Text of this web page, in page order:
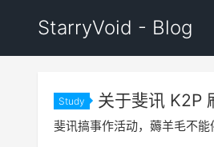
StarryVoid - Blog
Study 关于斐讯 K2P
斐讯搞事作活动，薅羊毛不能